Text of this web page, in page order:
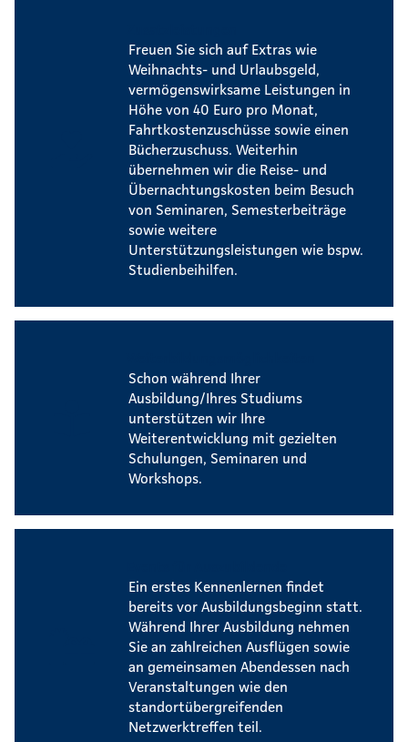
Freuen Sie sich auf Extras wie
Weihnachts- und Urlaubsgeld,
vermögenswirksame Leistungen in
Höhe von 40 Euro pro Monat,
Fahrtkostenzuschüsse sowie einen
Bücherzuschuss. Weiterhin
übernehmen wir die Reise- und
Übernachtungskosten beim Besuch
von Seminaren, Semesterbeiträge
sowie weitere
Unterstützungsleistungen wie bspw.
Studienbeihilfen.
Schon während Ihrer
Ausbildung/Ihres Studiums
unterstützen wir Ihre
Weiterentwicklung mit gezielten
Schulungen, Seminaren und
Workshops.
Ein erstes Kennenlernen findet
bereits vor Ausbildungsbeginn statt.
Während Ihrer Ausbildung nehmen
Sie an zahlreichen Ausflügen sowie
an gemeinsamen Abendessen nach
Veranstaltungen wie den
standortübergreifenden
Netzwerktreffen teil.